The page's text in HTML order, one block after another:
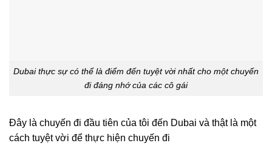
Dubai thực sự có thể là điểm đến tuyệt vời nhất cho một chuyến
đi đáng nhớ của các cô gái
Đây là chuyến đi đầu tiên của tôi đến Dubai và thật là một
cách tuyệt vời để thực hiện chuyến đi